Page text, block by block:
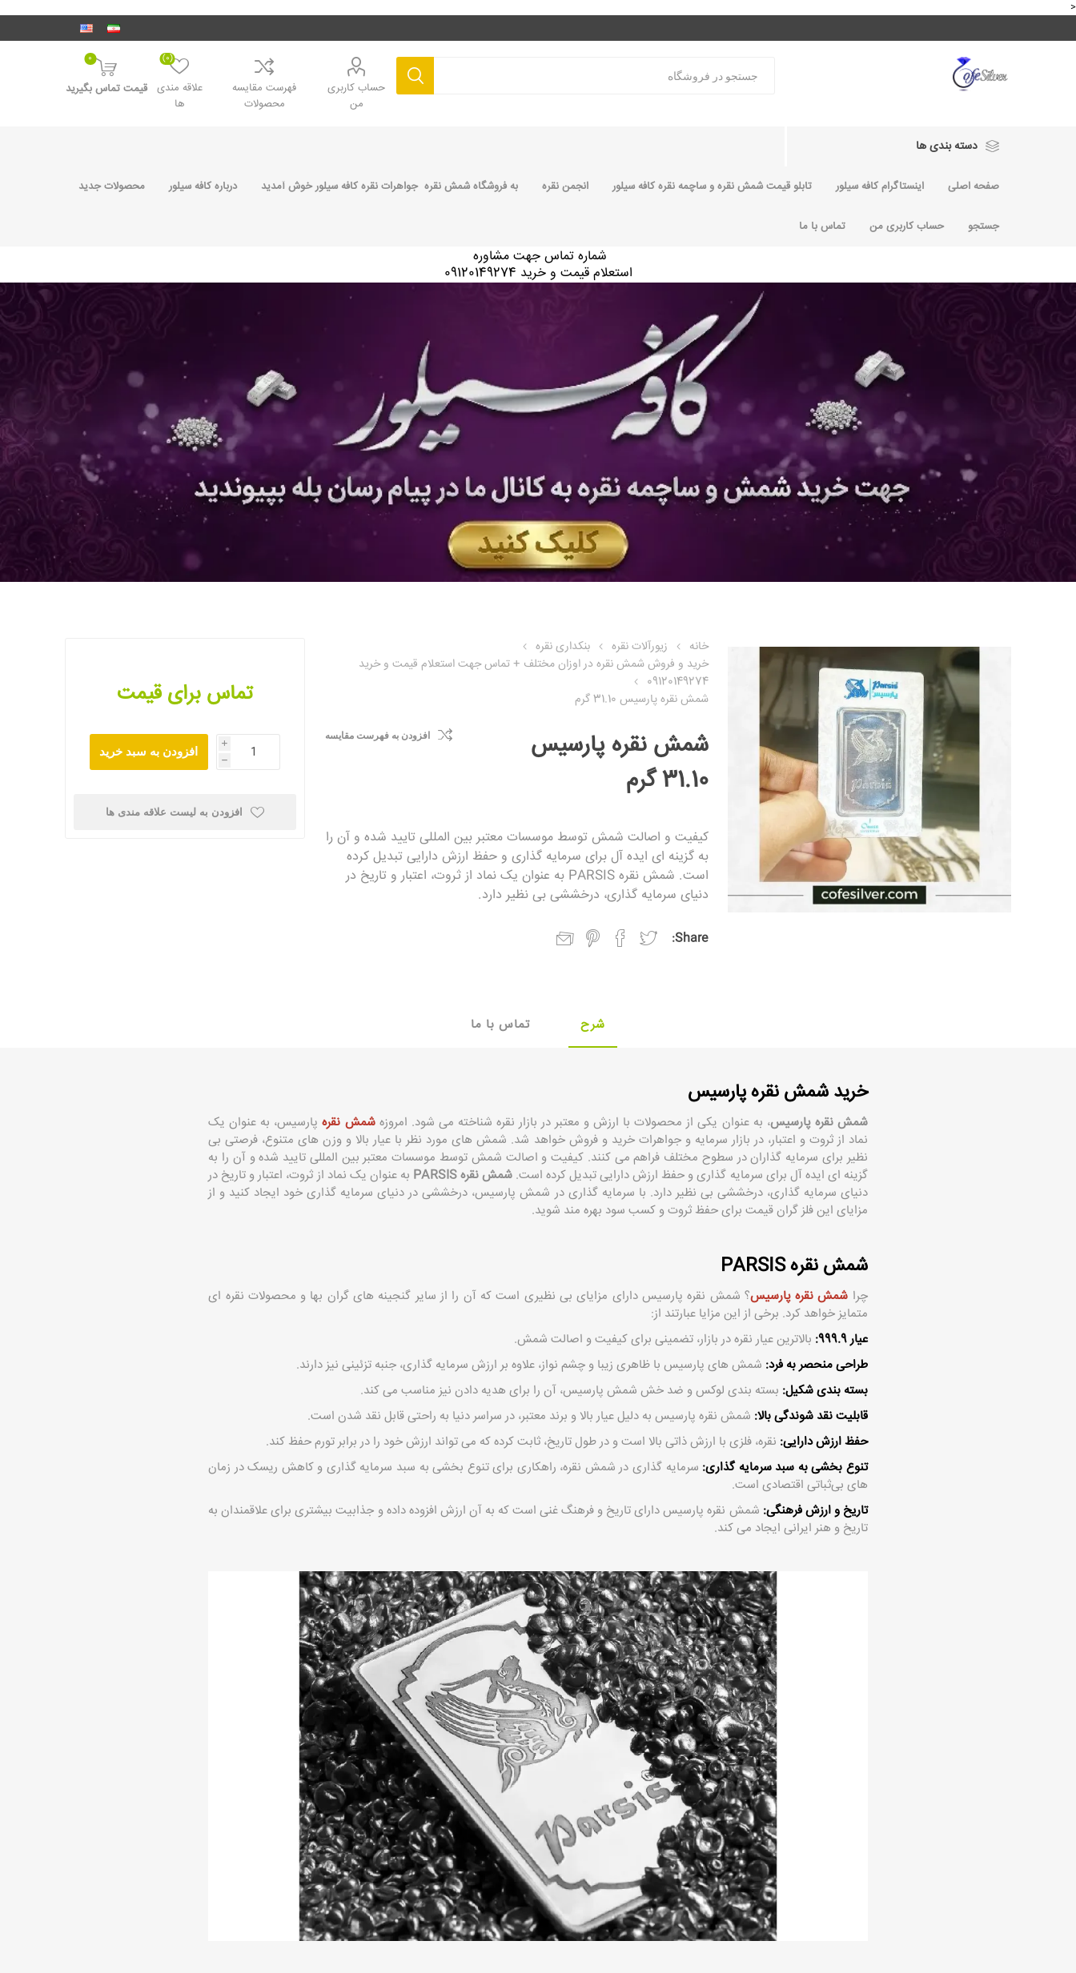
<
حساب کاربری
من
فهرست مقایسه
محصولات
علاقه مندی
ها
(0)
0
قیمت تماس بگیرید
دسته بندی ها
صفحه اصلی اینستاگرام کافه سیلور تابلو قیمت شمش نقره و ساچمه نقره کافه سیلور انجمن نقره به فروشگاه شمش نقره جواهرات نقره کافه سیلور خوش آمدید درباره کافه سیلور محصولات جدید
جستجو حساب کاربری من تماس با ما
شماره تماس جهت مشاوره
استعلام قیمت و خرید 09120149274
خانه زیورآلات نقره
بنکداری نقره
خرید و فروش شمش نقره در اوزان مختلف + تماس جهت استعلام قیمت و خرید
09120149274
شمش نقره پارسیس 31.10 گرم
شمش نقره پارسیس
31.10 گرم
افزودن به فهرست مقایسه
کیفیت و اصالت شمش توسط موسسات معتبر بین ‌المللی تایید شده و آن را
به گزینه ‌ای ایده ‌آل برای سرمایه ‌گذاری و حفظ ارزش دارایی تبدیل کرده
است. شمش نقره PARSIS به عنوان یک نماد از ثروت، اعتبار و تاریخ در
دنیای سرمایه‌ گذاری، درخششی بی ‌نظیر دارد.
Share:
تماس برای قیمت
i
h
افزودن به سبد خرید
افزودن به لیست علاقه مندی ها
شرح تماس با ما
خرید شمش نقره پارسیس
شمش نقره پارسیس، به عنوان یکی از محصولات با ارزش و معتبر در بازار نقره شناخته می‌ شود. امروزهشمش نقرهپارسیس، به عنوان یک
نماد از ثروت و اعتبار، در بازار سرمایه و جواهرات خرید و فروش خواهد شد. شمش های مورد نظر با عیار بالا و وزن ‌های متنوع، فرصتی بی
‌نظیر برای سرمایه‌ گذاران در سطوح مختلف فراهم می‌ کنند. کیفیت و اصالت شمش توسط موسسات معتبر بین ‌المللی تایید شده و آن را به
گزینه ‌ای ایده ‌آل برای سرمایه ‌گذاری و حفظ ارزش دارایی تبدیل کرده است.شمش نقرهPARSIS به عنوان یک نماد از ثروت، اعتبار و تاریخ در
دنیای سرمایه‌ گذاری، درخششی بی ‌نظیر دارد. با سرمایه ‌گذاری در شمش پارسیس، درخششی در دنیای سرمایه‌ گذاری خود ایجاد کنید و از
مزایای این فلز گران‌ قیمت برای حفظ ثروت و کسب سود بهره ‌مند شوید.
شمش نقره PARSIS
چرا شمش نقره پارسیس؟ شمش نقره پارسیس دارای مزایای بی ‌نظیری است که آن را از سایر گنجینه ‌های گران بها و محصولات نقره ای
متمایز خواهد کرد. برخی از این مزایا عبارتند از:
عیار 999.9:
بالاترین عیار نقره در بازار، تضمینی برای کیفیت و اصالت شمش.
طراحی منحصر به فرد: شمش ‌های پارسیس با ظاهری زیبا و چشم ‌نواز، علاوه بر ارزش سرمایه ‌گذاری، جنبه‌ تزئینی نیز دارند.
بسته ‌بندی شکیل: بسته ‌بندی لوکس و ضد خش شمش‌ پارسیس، آن را برای هدیه دادن نیز مناسب می ‌کند.
قابلیت نقد شوندگی بالا: شمش نقره پارسیس به دلیل عیار بالا و برند معتبر، در سراسر دنیا به راحتی قابل نقد شدن است.
حفظ ارزش دارایی: نقره، فلزی با ارزش ذاتی بالا است و در طول تاریخ، ثابت کرده که می ‌تواند ارزش خود را در برابر تورم حفظ کند.
تنوع ‌بخشی به سبد سرمایه‌ گذاری: سرمایه ‌گذاری در شمش نقره، راهکاری برای تنوع ‌بخشی به سبد سرمایه‌ گذاری و کاهش ریسک در زمان‌
های بی‌ثباتی اقتصادی است.
تاریخ و ارزش فرهنگی: شمش نقره پارسیس دارای تاریخ و فرهنگ غنی است که به آن ارزش افزوده داده و جذابیت بیشتری برای علاقمندان به
تاریخ و هنر ایرانی ایجاد می‌ کند.